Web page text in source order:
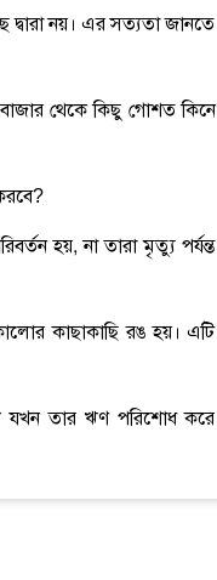
নয়। এর সত্যতা জানতে
বাজার থেকে কিছু গোশত কিনে
হয়, না তারা মৃত্যু পর্যন্ত
কাছাকাছি রঙ হয়। এটি
যখন তার ঋণ পরিশোধ করে